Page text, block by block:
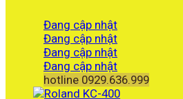
Đang cập nhật
Đang cập nhật
Đang cập nhật
Đang cập nhật
hotline 0929.636.999